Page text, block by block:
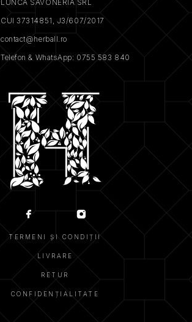
LUNCA SAVONERIA SRL
CUI 37314851, J3/607/2017
contact@herball.ro
Telefon & WhatsApp: 0755 583 840
TERMENI ȘI CONDIȚII
LIVRARE
RETUR
CONFIDENȚIALITATE